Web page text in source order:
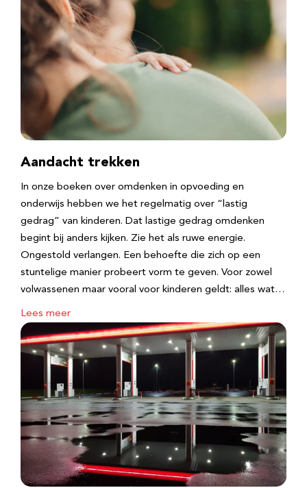
Aandacht trekken
In onze boeken over omdenken in opvoeding en
onderwijs hebben we het regelmatig over “lastig
gedrag” van kinderen. Dat lastige gedrag omdenken
begint bij anders kijken. Zie het als ruwe energie.
Ongestold verlangen. Een behoefte die zich op een
stuntelige manier probeert vorm te geven. Voor zowel
volwassenen maar vooral voor kinderen geldt: alles wat…
Lees meer